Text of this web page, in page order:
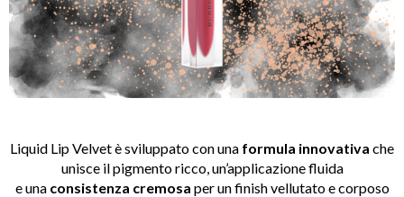
Liquid Lip Velvet è sviluppato con una formula innovativa che
unisce il pigmento ricco, un’applicazione fluida
e una consistenza cremosa per un finish vellutato e corposo